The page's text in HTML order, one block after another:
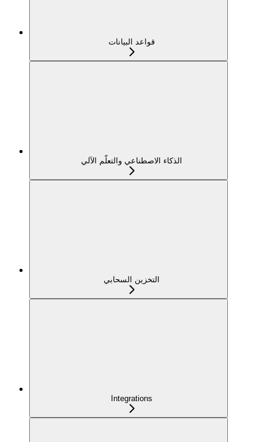
قواعد البيانات
الذكاء الاصطناعي والتعلّم الآلي
التخزين السحابي
Integrations